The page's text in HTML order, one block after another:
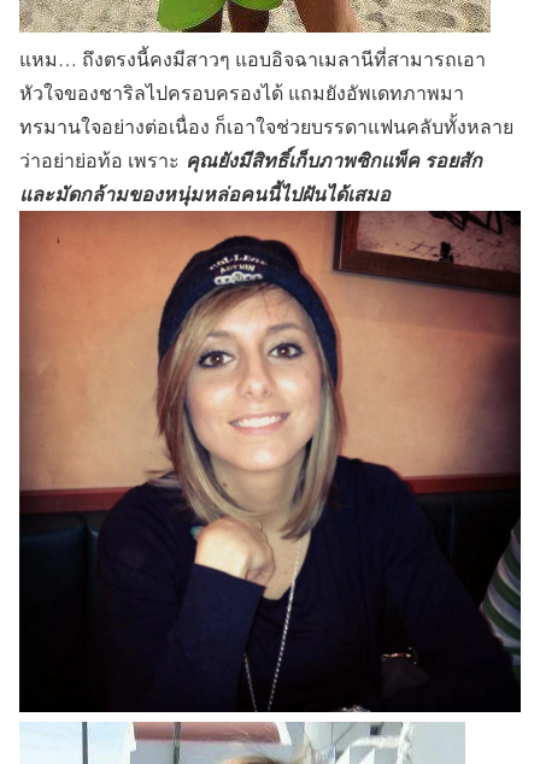
แหม… ถึงตรงนี้คงมีสาวๆ แอบอิจฉาเมลานีที่สามารถเอา
หัวใจของชาริลไปครอบครองได้ แถมยังอัพเดทภาพมา
ทรมานใจอย่างต่อเนื่อง ก็เอาใจช่วยบรรดาแฟนคลับทั้งหลาย
ว่าอย่าย่อท้อ เพราะ คุณยังมีสิทธิ์เก็บภาพซิกแพ็ค รอยสัก
และมัดกล้ามของหนุ่มหล่อคนนี้ไปฝันได้เสมอ